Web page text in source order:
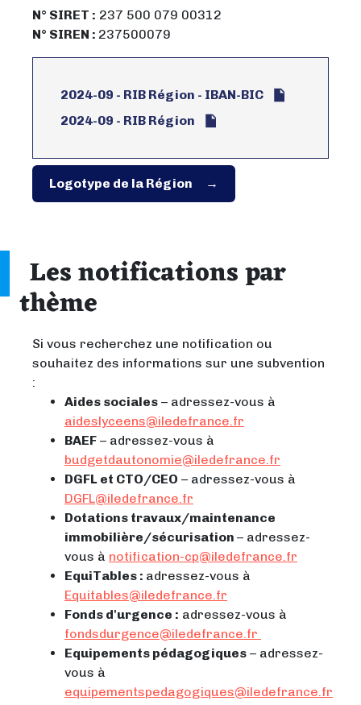
N° SIRET : 237 500 079 00312
N° SIREN : 237500079
2024-09 - RIB Région - IBAN-BIC
2024-09 - RIB Région
Logotype de la Région
Les notifications par
thème
Si vous recherchez une notification ou
souhaitez des informations sur une subvention
:
Aides sociales – adressez-vous à
aideslyceens@iledefrance.fr
BAEF – adressez-vous à
budgetdautonomie@iledefrance.fr
DGFL et CTO/CEO – adressez-vous à
DGFL@iledefrance.fr
Dotations travaux/maintenance
immobilière/sécurisation – adressez-
vous à notification-cp@iledefrance.fr
EquiTables : adressez-vous à
Equitables@iledefrance.fr
Fonds d'urgence : adressez-vous à
fondsdurgence@iledefrance.fr
Equipements pédagogiques – adressez-
vous à
equipementspedagogiques@iledefrance.fr